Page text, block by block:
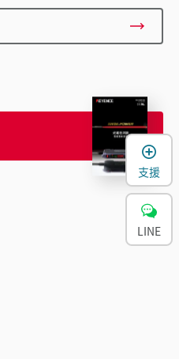
支援
LINE